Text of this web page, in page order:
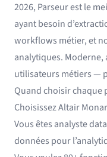
2026, Parseur est le
ayant besoin
workflows métier, et
analytiques.
utilisateurs métiers —
Quand choisir chaque
Choisissez Altair
Vous êtes analyste
données pour